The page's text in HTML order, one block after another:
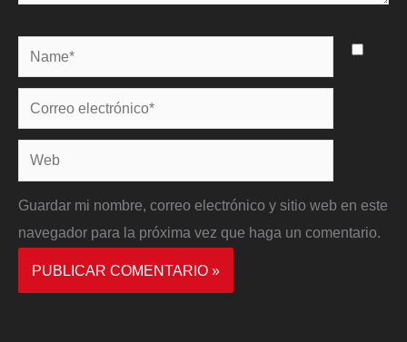
Name*
Correo
electrónico*
Web
Guardar mi nombre, correo electrónico y sitio web en este
navegador para la próxima vez que haga un comentario.